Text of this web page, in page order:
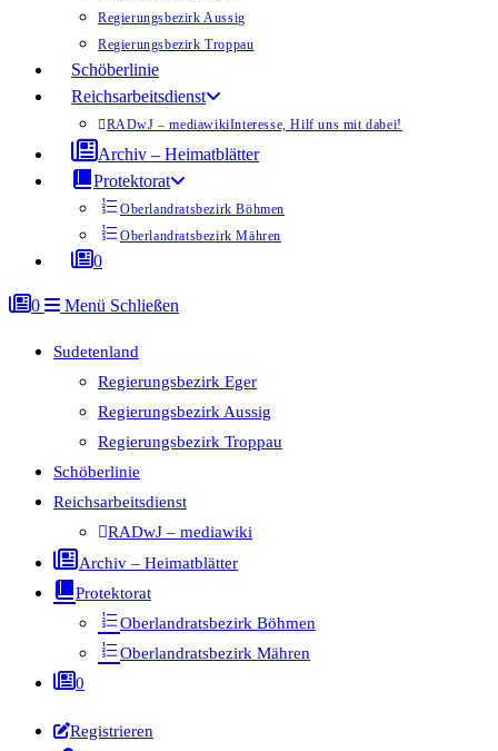
Regierungsbezirk Aussig
Regierungsbezirk Troppau
Schöberlinie
Reichsarbeitsdienst
RADwJ – mediawikiInteresse, Hilf uns mit dabei!
Archiv – Heimatblätter
Protektorat
Oberlandratsbezirk Böhmen
Oberlandratsbezirk Mähren
0
0 Menü Schließen
Sudetenland
Regierungsbezirk Eger
Regierungsbezirk Aussig
Regierungsbezirk Troppau
Schöberlinie
Reichsarbeitsdienst
RADwJ – mediawiki
Archiv – Heimatblätter
Protektorat
Oberlandratsbezirk Böhmen
Oberlandratsbezirk Mähren
0
Registrieren